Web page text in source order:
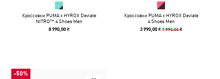
Кроссовки PUMA x HYROX Deviate
NITRO™ 4 Shoes Men
8 990,00 ₴
Кроссовки PUMA x HYROX Deviate
4 Shoes Men
3 990,00 ₴7 990,00 ₴
-50%